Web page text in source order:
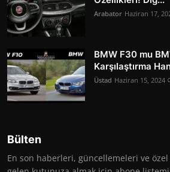
Arabator Haziran 17,
BMW F30 mu
Karşılaştırma
Üstad Haziran 15, 2024
Bülten
En son haberleri, güncellemeleri ve